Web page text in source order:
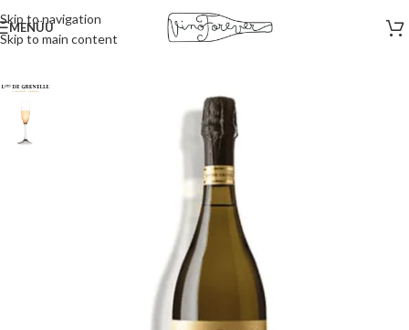
Skip to navigation
Skip to main content
MENÜÜ
Esileht /Vahuveinid